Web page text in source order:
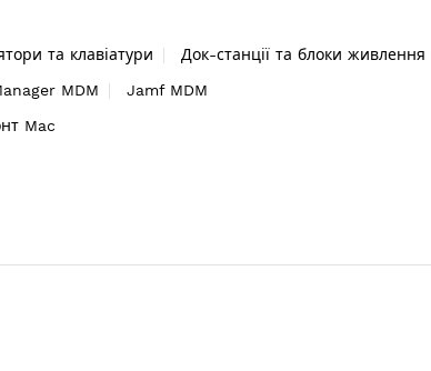
та клавіатури Док-станції та блоки живлення
MDM
Jamf MDM
Mac